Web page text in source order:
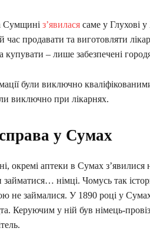
Сумщині з’явилася саме у Глухові
продавати та виготовляти
купувати – лише забезпечені
були виключно
виключно при лікарнях.
у Сумах
окремі аптеки в Сумах
німці. Чомусь так
не займалися. У 1890 році у
Керуючим у ній був німець-